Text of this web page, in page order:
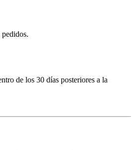
de los 30 días posteriores a la